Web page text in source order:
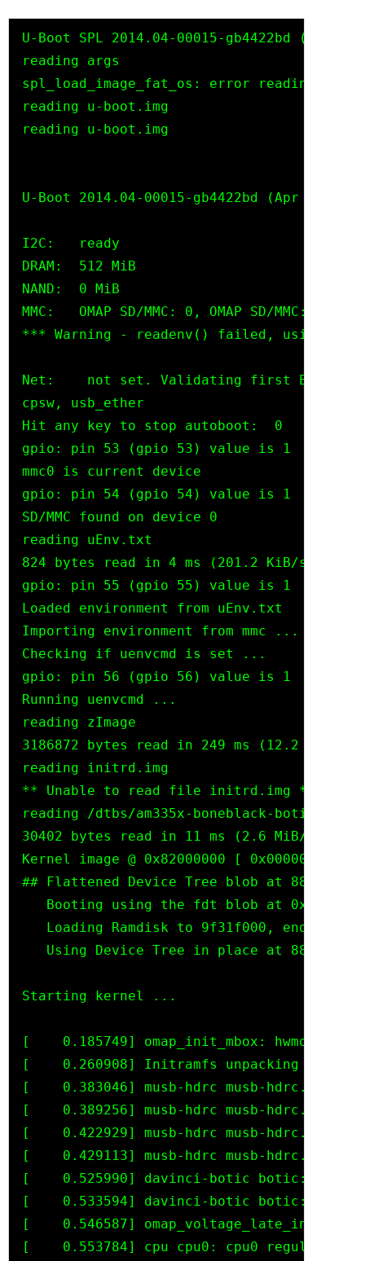
U-Boot SPL 2014.04-00015-gb4422bd (Apr
reading args
spl_load_image_fat_os: error reading
reading u-boot.img
reading u-boot.img
U-Boot 2014.04-00015-gb4422bd (Apr 22
I2C:   ready
DRAM:  512 MiB
NAND:  0 MiB
MMC:   OMAP SD/MMC: 0, OMAP SD/MMC: 1
*** Warning - readenv() failed, using
Net:    not set. Validating first E-fuse
cpsw, usb_ether
Hit any key to stop autoboot:  0
gpio: pin 53 (gpio 53) value is 1
mmc0 is current device
gpio: pin 54 (gpio 54) value is 1
SD/MMC found on device 0
reading uEnv.txt
824 bytes read in 4 ms (201.2 KiB/s)
gpio: pin 55 (gpio 55) value is 1
Loaded environment from uEnv.txt
Importing environment from mmc ...
Checking if uenvcmd is set ...
gpio: pin 56 (gpio 56) value is 1
Running uenvcmd ...
reading zImage
3186872 bytes read in 249 ms (12.2 MiB/s)
reading initrd.img
** Unable to read file initrd.img **
reading /dtbs/am335x-boneblack-botic.dtb
30402 bytes read in 11 ms (2.6 MiB/s)
Kernel image @ 0x82000000 [ 0x000000 -
## Flattened Device Tree blob at 88000000
Booting using the fdt blob at
Loading Ramdisk to 9f31f000, end
Using Device Tree in place at
Starting kernel ...
[    0.185749] omap_init_mbox: hwmod
[    0.260908] Initramfs unpacking failed:
[    0.383046] musb-hdrc musb-
[    0.389256] musb-hdrc musb-
[    0.422929] musb-hdrc musb-
[    0.429113] musb-hdrc musb-
[    0.525990] davinci-botic botic: ASoC:
[    0.533594] davinci-botic botic:
[    0.546587] omap_voltage_late_init:
[    0.553784] cpu cpu0: cpu0 regulator